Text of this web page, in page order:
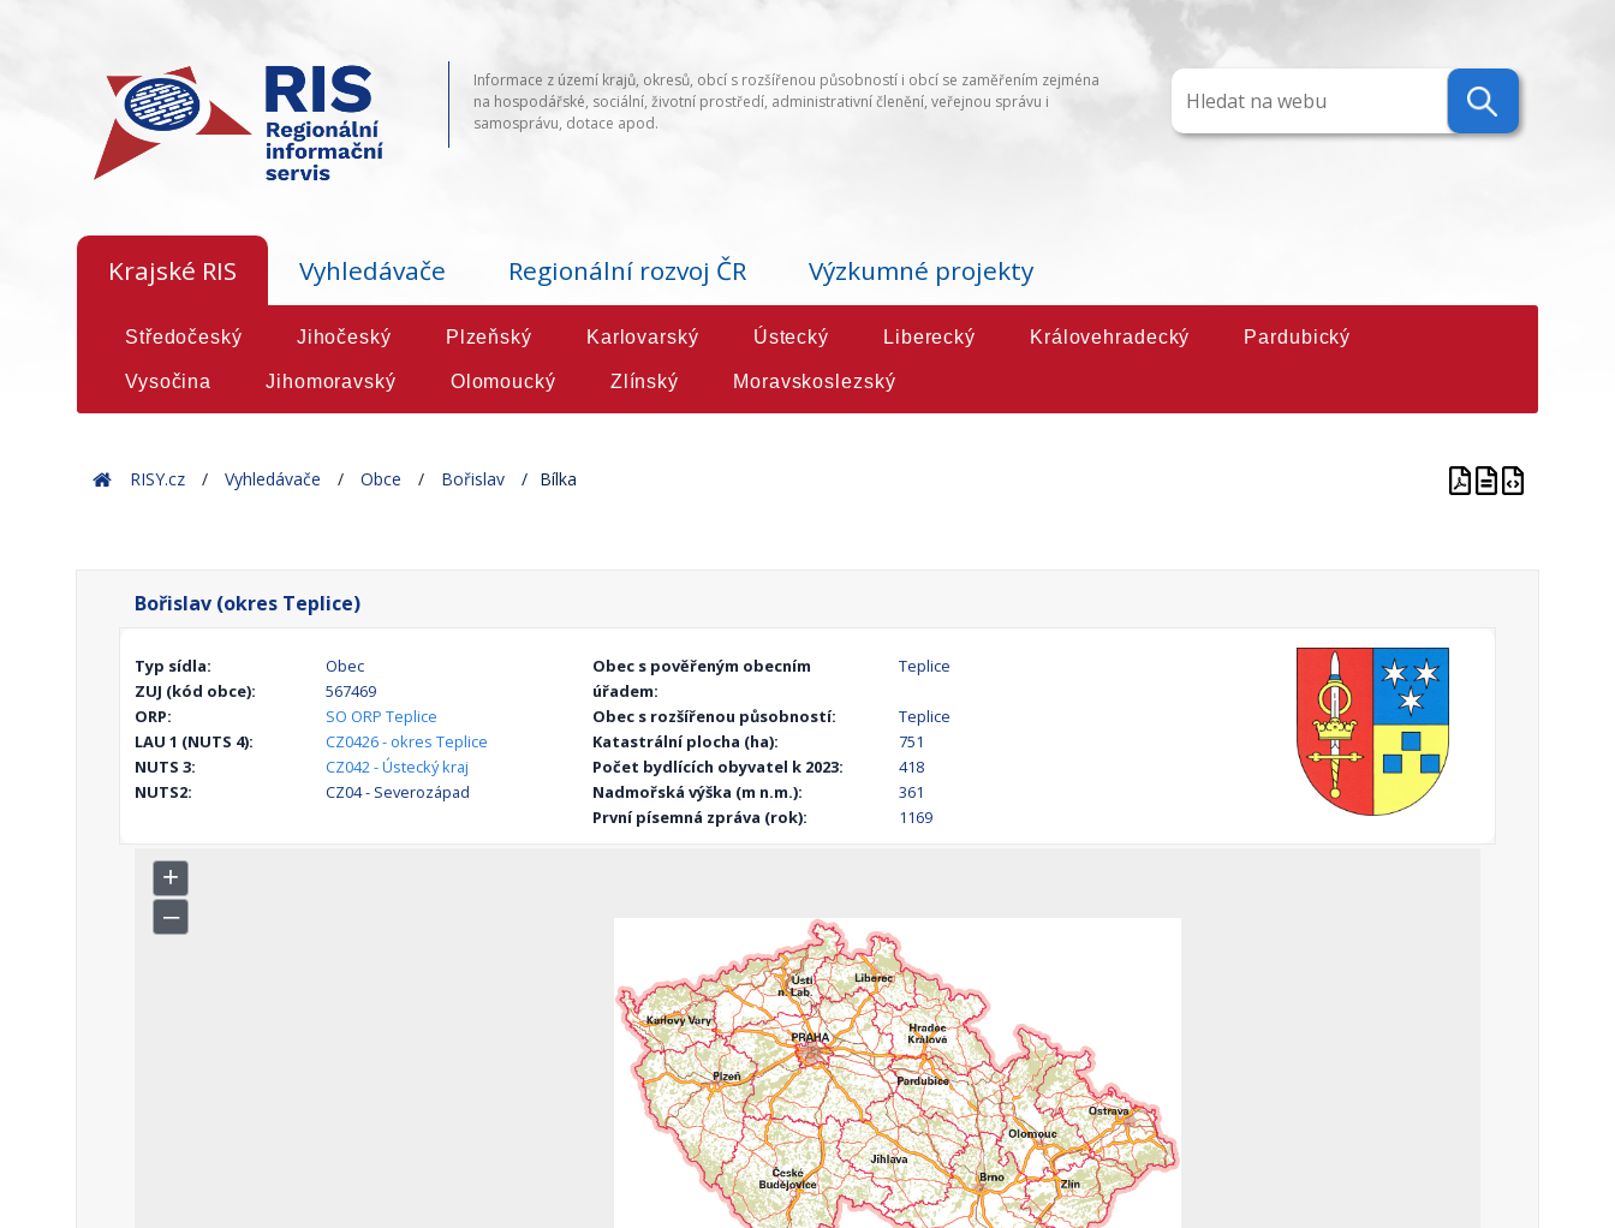
Informace z území krajů, okresů, obcí s rozšířenou působností i obcí se zaměřením zejména
na hospodářské, sociální, životní prostředí, administrativní členění, veřejnou správu i
samosprávu, dotace apod.
Krajské RIS Vyhledávače Regionální rozvoj ČR Výzkumné projekty
Středočeský Jihočeský Plzeňský Karlovarský Ústecký Liberecký Královehradecký Pardubický
Vysočina Jihomoravský Olomoucký Zlínský Moravskoslezský
HomeRISY.cz Vyhledávače Obce Bořislav Bílka
Bořislav (okres Teplice)
Typ sídla:
Obec
ZUJ (kód obce):
567469
ORP:
SO ORP Teplice
LAU 1 (NUTS 4):
CZ0426 - okres Teplice
NUTS 3:
CZ042 - Ústecký kraj
NUTS2:
CZ04 - Severozápad
Obec s pověřeným obecním
úřadem:
Teplice
Obec s rozšířenou působností:
Teplice
Katastrální plocha (ha):
751
Počet bydlících obyvatel k 2023:
418
Nadmořská výška (m n.m.):
361
První písemná zpráva (rok):
1169